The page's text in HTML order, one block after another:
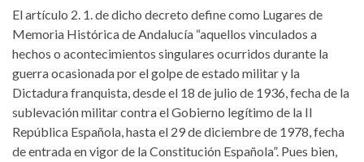
El artículo 2. 1. de dicho decreto define como Lugares de
Memoria Histórica de Andalucía “aquellos vinculados a
hechos o acontecimientos singulares ocurridos durante la
guerra ocasionada por el golpe de estado militar y la
Dictadura franquista, desde el 18 de julio de 1936, fecha de la
sublevación militar contra el Gobierno legítimo de la II
República Española, hasta el 29 de diciembre de 1978, fecha
de entrada en vigor de la Constitución Española”. Pues bien,